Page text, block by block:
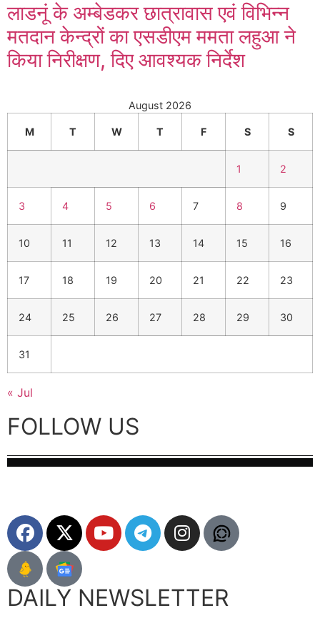
लाडनूं के अम्बेडकर छात्रावास एवं विभिन्न
मतदान केन्द्रों का एसडीएम ममता लहुआ ने
किया निरीक्षण, दिए आवश्यक निर्देश
August 2026
M T W T F S S
1 2
3 4 5 6 7 8 9
10 11 12 13 14 15 16
17 18 19 20 21 22 23
24 25 26 27 28 29 30
31
« Jul
FOLLOW US
DAILY NEWSLETTER